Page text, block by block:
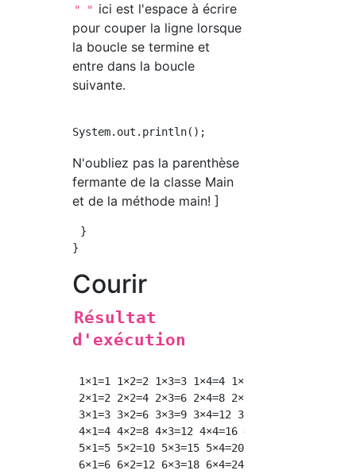
" " ici est l'espace à écrire
pour couper la ligne lorsque
la boucle se termine et
entre dans la boucle
suivante.
N'oubliez pas la parenthèse
fermante de la classe Main
et de la méthode main! ]
}
Courir
Résultat
d'exécution
1×1=1 1×2=2 1×3=3 1×4=4 1×5=5 1×6=6 1×7=7
2×1=2 2×2=4 2×3=6 2×4=8 2×5=10 2×6=12
3×1=3 3×2=6 3×3=9 3×4=12 3×5=15 3×6=18
4×1=4 4×2=8 4×3=12 4×4=16 4×5=20 4×6=24
5×1=5 5×2=10 5×3=15 5×4=20 5×5=25 5×6=30
6×1=6 6×2=12 6×3=18 6×4=24 6×5=30 6×6=36